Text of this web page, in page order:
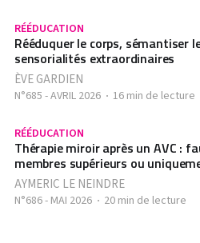
RÉÉDUCATION
Rééduquer le corps, sémantiser
sensorialités extraordinaires
ÈVE GARDIEN
N°685 - AVRIL 2026 16 min de lecture
RÉÉDUCATION
Thérapie miroir après un AVC :
membres supérieurs ou
AYMERIC LE NEINDRE
N°686 - MAI 2026 20 min de lecture